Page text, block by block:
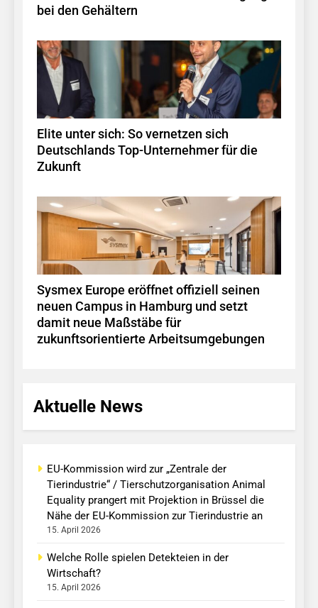
bei den Gehältern
Elite unter sich: So vernetzen sich
Deutschlands Top-Unternehmer für die
Zukunft
Sysmex Europe eröffnet offiziell seinen
neuen Campus in Hamburg und setzt
damit neue Maßstäbe für
zukunftsorientierte Arbeitsumgebungen
Aktuelle News
EU-Kommission wird zur „Zentrale der
Tierindustrie“ / Tierschutzorganisation Animal
Equality prangert mit Projektion in Brüssel die
Nähe der EU-Kommission zur Tierindustrie an
15. April 2026
Welche Rolle spielen Detekteien in der
Wirtschaft?
15. April 2026